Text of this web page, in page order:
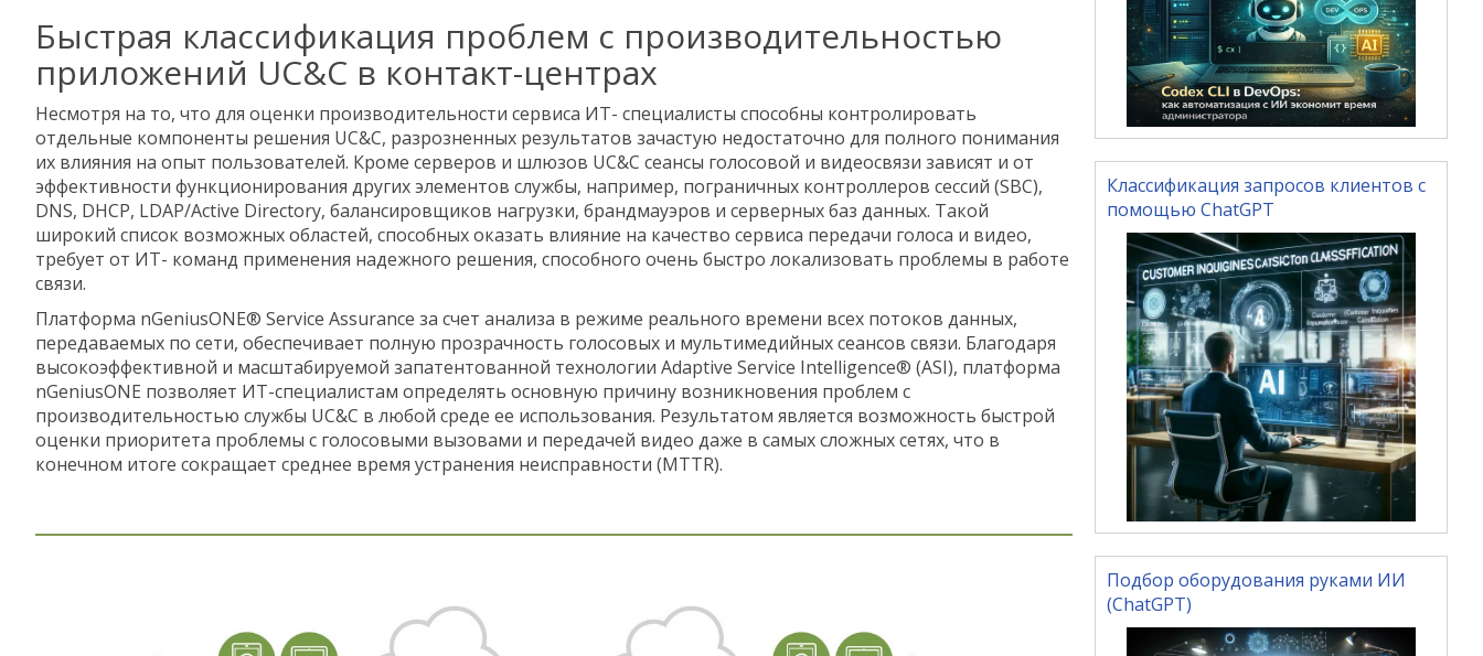
Быстрая классификация проблем с производительностью
приложений UC&C в контакт-центрах
Несмотря на то, что для оценки производительности сервиса ИТ- специалисты способны контролировать
отдельные компоненты решения UC&C, разрозненных результатов зачастую недостаточно для полного понимания
их влияния на опыт пользователей. Кроме серверов и шлюзов UC&C сеансы голосовой и видеосвязи зависят и от
эффективности функционирования других элементов службы, например, пограничных контроллеров сессий (SBC),
DNS, DHCP, LDAP/Active Directory, балансировщиков нагрузки, брандмауэров и серверных баз данных. Такой
широкий список возможных областей, способных оказать влияние на качество сервиса передачи голоса и видео,
требует от ИТ- команд применения надежного решения, способного очень быстро локализовать проблемы в работе
связи.
Платформа nGeniusONE® Service Assurance за счет анализа в режиме реального времени всех потоков данных,
передаваемых по сети, обеспечивает полную прозрачность голосовых и мультимедийных сеансов связи. Благодаря
высокоэффективной и масштабируемой запатентованной технологии Adaptive Service Intelligence® (ASI), платформа
nGeniusONE позволяет ИТ-специалистам определять основную причину возникновения проблем с
производительностью службы UC&C в любой среде ее использования. Результатом является возможность быстрой
оценки приоритета проблемы с голосовыми вызовами и передачей видео даже в самых сложных сетях, что в
конечном итоге сокращает среднее время устранения неисправности (MTTR).
Классификация запросов клиентов с
помощью ChatGPT
Подбор оборудования руками ИИ
(ChatGPT)